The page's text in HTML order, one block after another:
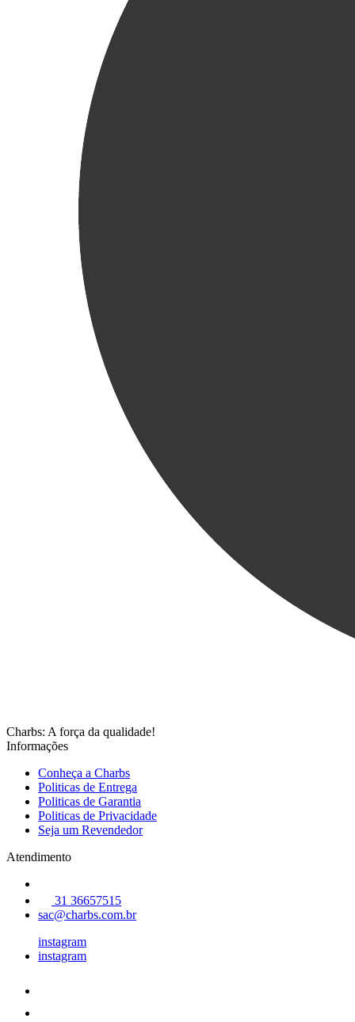
Charbs: A força da qualidade!
Informações
Conheça a Charbs
Politicas de Entrega
Politicas de Garantia
Politicas de Privacidade
Seja um Revendedor
Atendimento
31 36657515
sac@charbs.com.br
instagram
instagram